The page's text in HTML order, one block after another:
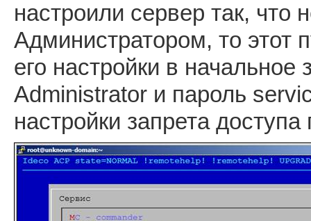
настроили сервер так, что
Администратором, то этот
его настройки в начальное
Administrator и пароль
настройки запрета